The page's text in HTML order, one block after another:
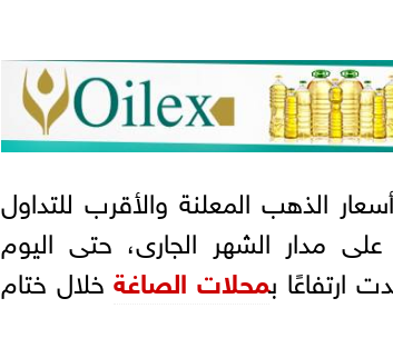
الذهب المعلنة والأقرب للتداول
مدار الشهر الجارى، حتى اليوم
ارتفاعًا بمحلات الصاغةخلال ختام